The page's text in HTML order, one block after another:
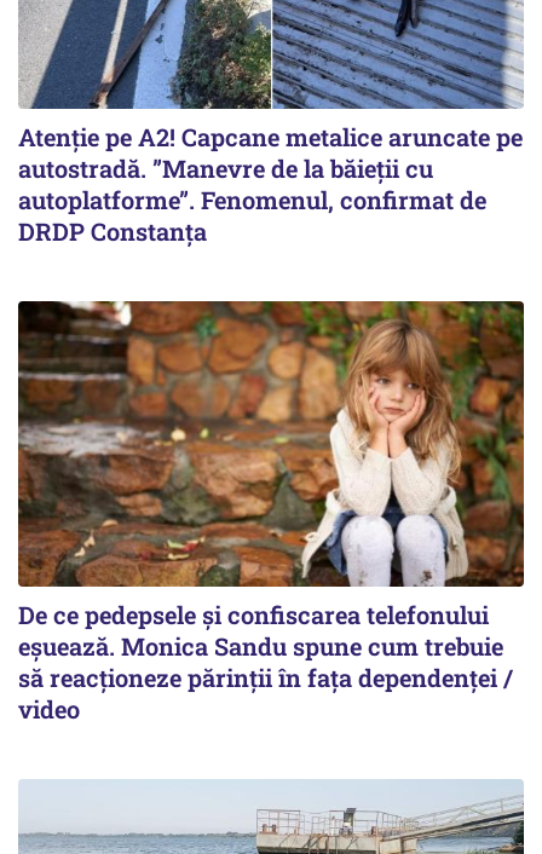
Atenție pe A2! Capcane metalice aruncate pe
autostradă. ”Manevre de la băieții cu
autoplatforme”. Fenomenul, confirmat de
DRDP Constanța
De ce pedepsele și confiscarea telefonului
eșuează. Monica Sandu spune cum trebuie
să reacționeze părinții în fața dependenței /
video